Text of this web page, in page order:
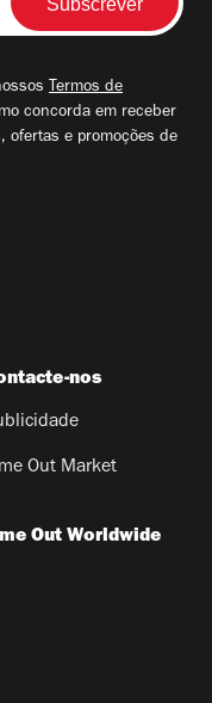
Termos de
concorda em receber
ofertas e promoções de
nos
Out Market
Out Worldwide